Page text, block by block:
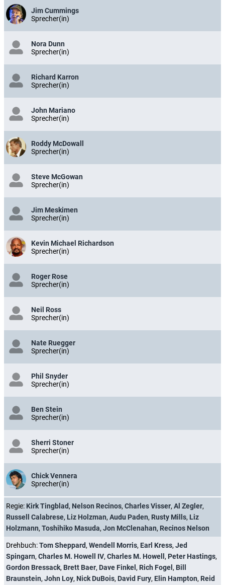
Jim Cummings
Sprecher(in)
Nora Dunn
Sprecher(in)
Richard Karron
Sprecher(in)
John Mariano
Sprecher(in)
Roddy McDowall
Sprecher(in)
Steve McGowan
Sprecher(in)
Jim Meskimen
Sprecher(in)
Kevin Michael Richardson
Sprecher(in)
Roger Rose
Sprecher(in)
Neil Ross
Sprecher(in)
Nate Ruegger
Sprecher(in)
Phil Snyder
Sprecher(in)
Ben Stein
Sprecher(in)
Sherri Stoner
Sprecher(in)
Chick Vennera
Sprecher(in)
Regie: Kirk Tingblad , Nelson Recinos, Charles Visser, Al Zegler,
Russell Calabrese, Liz Holzman, Audu Paden, Rusty Mills, Liz
Holzmann, Toshihiko Masuda, Jon McClenahan, Recinos Nelson
Drehbuch:Tom Sheppard, Wendell Morris, Earl Kress, Jed
Spingarn, Charles M. Howell IV, Charles M. Howell , Peter Hastings,
Gordon Bressack, Brett Baer, Dave Finkel , Rich Fogel , Bill
Braunstein, John Loy, Nick DuBois, David Fury, Elin Hampton, Reid